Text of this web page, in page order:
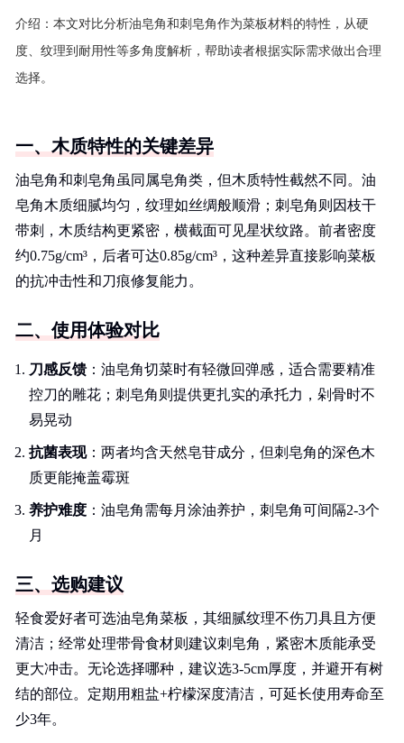
介绍： 本文对比分析油皂角和刺皂角作为菜板材料的特性，从硬
度、纹理到耐用性等多角度解析，帮助读者根据实际需求做出合理
选择。
一、木质特性的关键差异
油皂角和刺皂角虽同属皂角类，但木质特性截然不同。油
皂角木质细腻均匀，纹理如丝绸般顺滑；刺皂角则因枝干
带刺，木质结构更紧密，横截面可见星状纹路。前者密度
约0.75g/cm³，后者可达0.85g/cm³，这种差异直接影响菜板
的抗冲击性和刀痕修复能力。
二、使用体验对比
刀感反馈 ：油皂角切菜时有轻微回弹感，适合需要精准
控刀的雕花；刺皂角则提供更扎实的承托力，剁骨时不
易晃动
抗菌表现：两者均含天然皂苷成分，但刺皂角的深色木
质更能掩盖霉斑
养护难度 ：油皂角需每月涂油养护，刺皂角可间隔2-3个
月
三、选购建议
轻食爱好者可选油皂角菜板，其细腻纹理不伤刀具且方便
清洁；经常处理带骨食材则建议刺皂角，紧密木质能承受
更大冲击。无论选择哪种，建议选3-5cm厚度，并避开有树
结的部位。定期用粗盐+柠檬深度清洁，可延长使用寿命至
少3年。